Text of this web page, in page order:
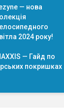
— нова
2024 року!
— Гайд по
покришкаx